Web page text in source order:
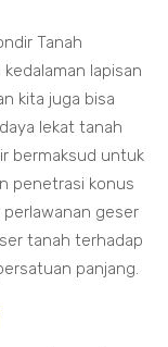
Tanah
lapisan
kita juga bisa
lekat tanah
bermaksud untuk
penetrasi konus
perlawanan geser
tanah terhadap
panjang.